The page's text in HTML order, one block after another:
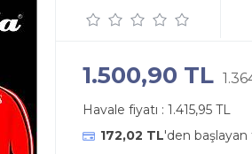
1.500,90 TL
Havale fiyatı : 1.415,95 TL
172,02 TL'den